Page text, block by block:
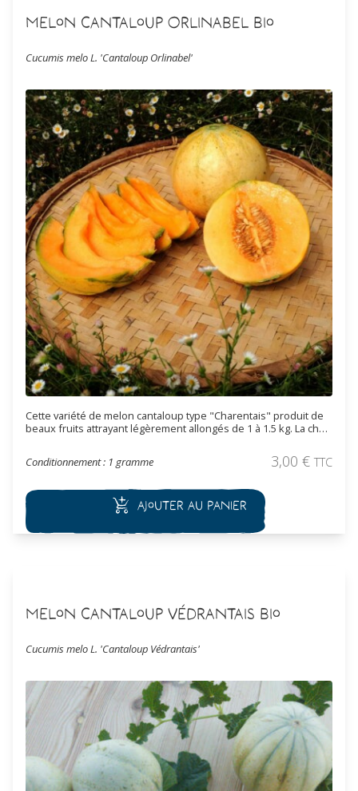
Melon Cantaloup Orlinabel Bio
Cucumis melo L. 'Cantaloup Orlinabel'
Cette variété de melon cantaloup type "Charentais" produit de
beaux fruits attrayant légèrement allongés de 1 à 1.5 kg. La chair
Conditionnement : 1 gramme 3,00 € TTC
Ajouter au panier
Melon Cantaloup Védrantais Bio
Cucumis melo L. 'Cantaloup Védrantais'